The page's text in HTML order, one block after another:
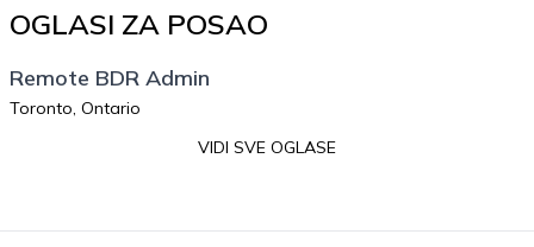
OGLASI ZA POSAO
Remote BDR Admin
Toronto, Ontario
VIDI SVE OGLASE